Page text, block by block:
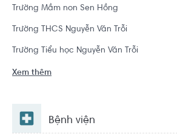
Trường Mầm non Sen Hồng
Trường THCS Nguyễn Văn Trỗi
Trường Tiểu học Nguyễn Văn Trỗi
Xem thêm
Bệnh viện